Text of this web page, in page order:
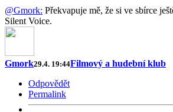
@Gmork: Překvapuje mě, že si ve sbírce
Silent Voice.
Gmork29.4. 19:44Filmový a hudební klub
Odpovědět
Permalink